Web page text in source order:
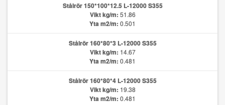
Stålrör 150*100*12.5 L-12000 S355
Vikt kg/m: 51.86
Yta m2/m: 0.501
Stålrör 160*80*3 L-12000 S355
Vikt kg/m: 14.67
Yta m2/m: 0.481
Stålrör 160*80*4 L-12000 S355
Vikt kg/m: 19.38
Yta m2/m: 0.481